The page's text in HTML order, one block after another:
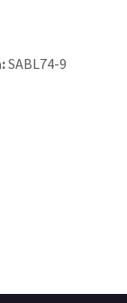
SABL74-9